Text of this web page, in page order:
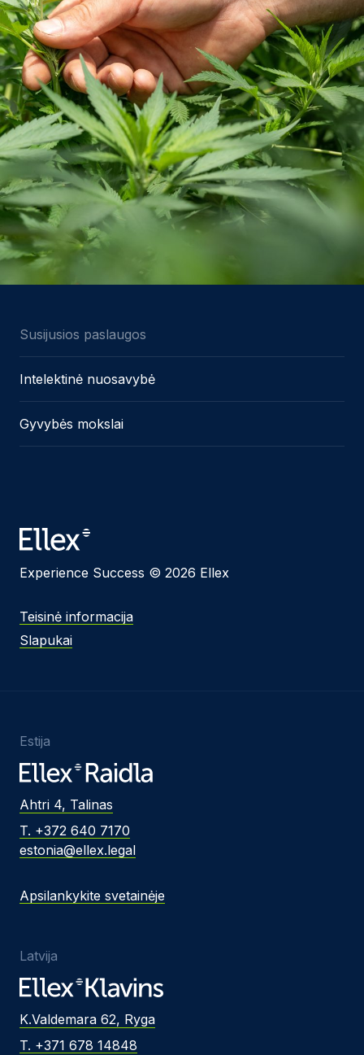
Susijusios paslaugos
Intelektinė nuosavybė
Gyvybės mokslai
Experience Success © 2026 Ellex
Teisinė informacija
Slapukai
Estija
Ahtri 4, Talinas
T. +372 640 7170
estonia@ellex.legal
Apsilankykite svetainėje
Latvija
K.Valdemara 62, Ryga
T. +371 678 14848